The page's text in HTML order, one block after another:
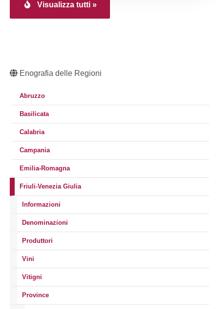
Visualizza tutti »
Enografia delle Regioni
Abruzzo
Basilicata
Calabria
Campania
Emilia-Romagna
Friuli-Venezia Giulia
Informazioni
Denominazioni
Produttori
Vini
Vitigni
Province